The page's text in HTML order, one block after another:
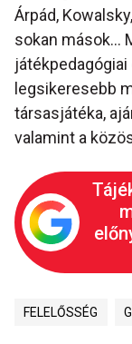
Árpád,
sokan mások…
legsikeresebb
társasjátéka,
valamint a
FELELŐSSÉG